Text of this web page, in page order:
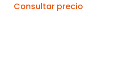
Consultar precio